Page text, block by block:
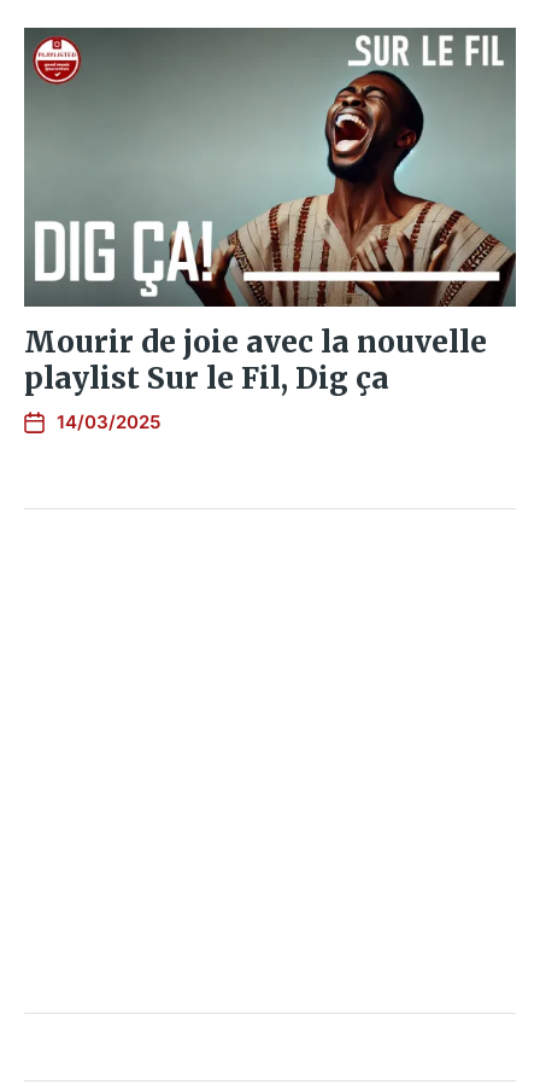
Mourir de joie avec la nouvelle
playlist Sur le Fil, Dig ça
14/03/2025